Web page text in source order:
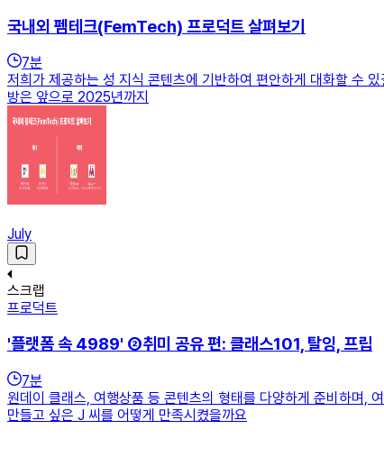
국내외 펨테크(FemTech) 프로덕트 살펴보기
7분
저희가 제공하는 성 지식 콘텐츠에 기반하여 편안하게 대화할 수
방은 앞으로 2025년까지
July
스크랩
프로덕트
'플랫폼 속 4989' ②취미 공유 편: 클래스101, 탈잉, 프립
7분
원데이 클래스, 여행상품 등 콘텐츠의 형태를 다양하게 준비하며,
만들고 싶은 J 씨를 어떻게 만족시켰을까요